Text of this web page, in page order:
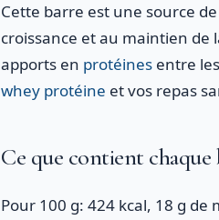
Cette barre est une source
croissance et au maintien de
apports en protéines entre
whey protéine et vos repas
Ce que contient chaque
Pour 100 g: 424 kcal, 18 g de